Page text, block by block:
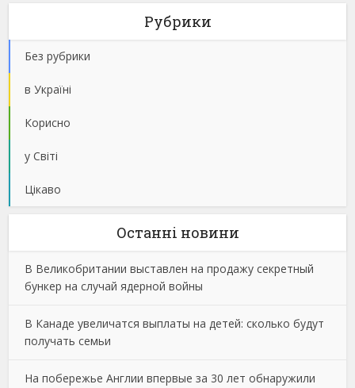
Рубрики
Без рубрики
в Україні
Корисно
у Світі
Цікаво
Останнi новини
В Великобритании выставлен на продажу секретный
бункер на случай ядерной войны
В Канаде увеличатся выплаты на детей: сколько будут
получать семьи
На побережье Англии впервые за 30 лет обнаружили